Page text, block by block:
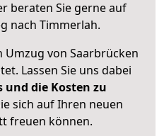
beraten Sie gerne auf
nach Timmerlah.
von Saarbrücken
Lassen Sie uns dabei
und die Kosten zu
sich auf Ihren neuen
freuen können.